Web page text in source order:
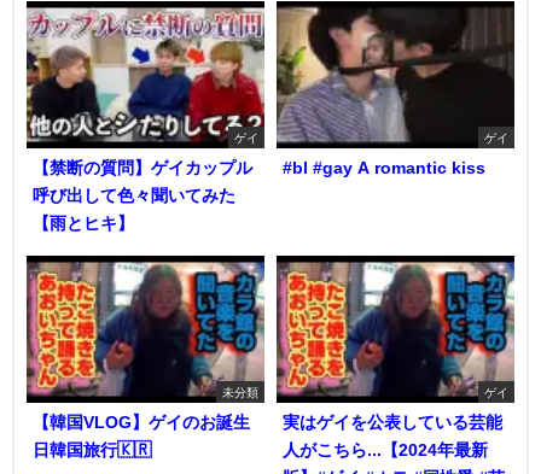
ゲイ
【禁断の質問】ゲイカップル
呼び出して色々聞いてみた
【雨とヒキ】
ゲイ
#bl #gay A romantic kiss
未分類
【韓国VLOG】ゲイのお誕生
日韓国旅行🇰🇷
ゲイ
実はゲイを公表している芸能
人がこちら...【2024年最新